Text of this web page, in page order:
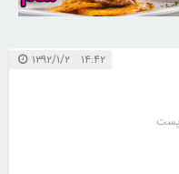
۱۴:۴۲ ۱۳۹۲/۱/۲